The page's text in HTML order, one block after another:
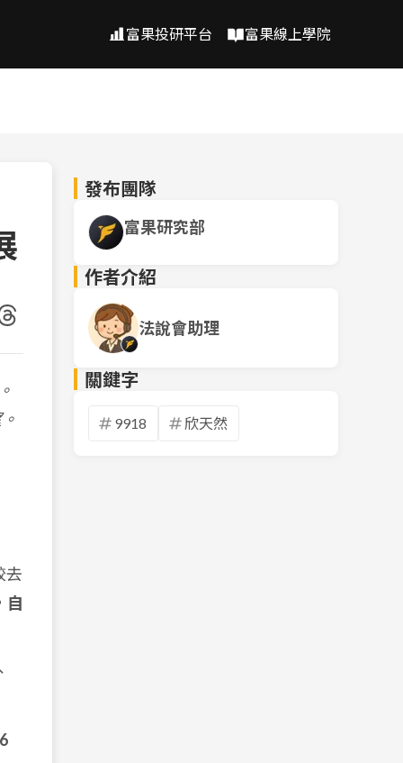
富果投研平台 富果線上學院
去
自
發布團隊
富果研究部
作者介紹
法說會助理
關鍵字
9918 欣天然